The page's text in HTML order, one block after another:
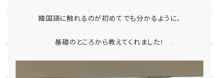
韓国語に触れるのが初めてでも分かるように、
基礎のところから教えてくれました！